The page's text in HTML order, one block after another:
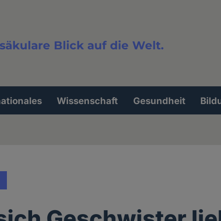
Blick auf die Welt.
Wissenschaft Gesundheit